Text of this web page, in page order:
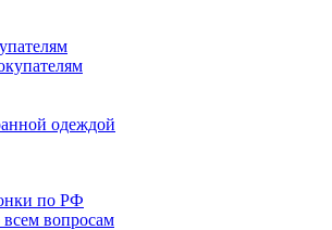
одеждой
по РФ
вопросам